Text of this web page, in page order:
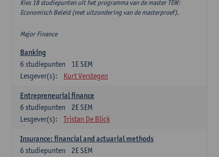
Kies 18 studiepunten uit het programma van de master TEW:
Economisch Beleid (met uitzondering van de masterproef).
Major Finance
Banking
1E SEM
6 studiepunten
Lesgever(s):
Kurt Verstegen
Entrepreneurial finance
2E SEM
6 studiepunten
Lesgever(s):
Tristan De Blick
Insurance: financial and actuarial methods
2E SEM
6 studiepunten